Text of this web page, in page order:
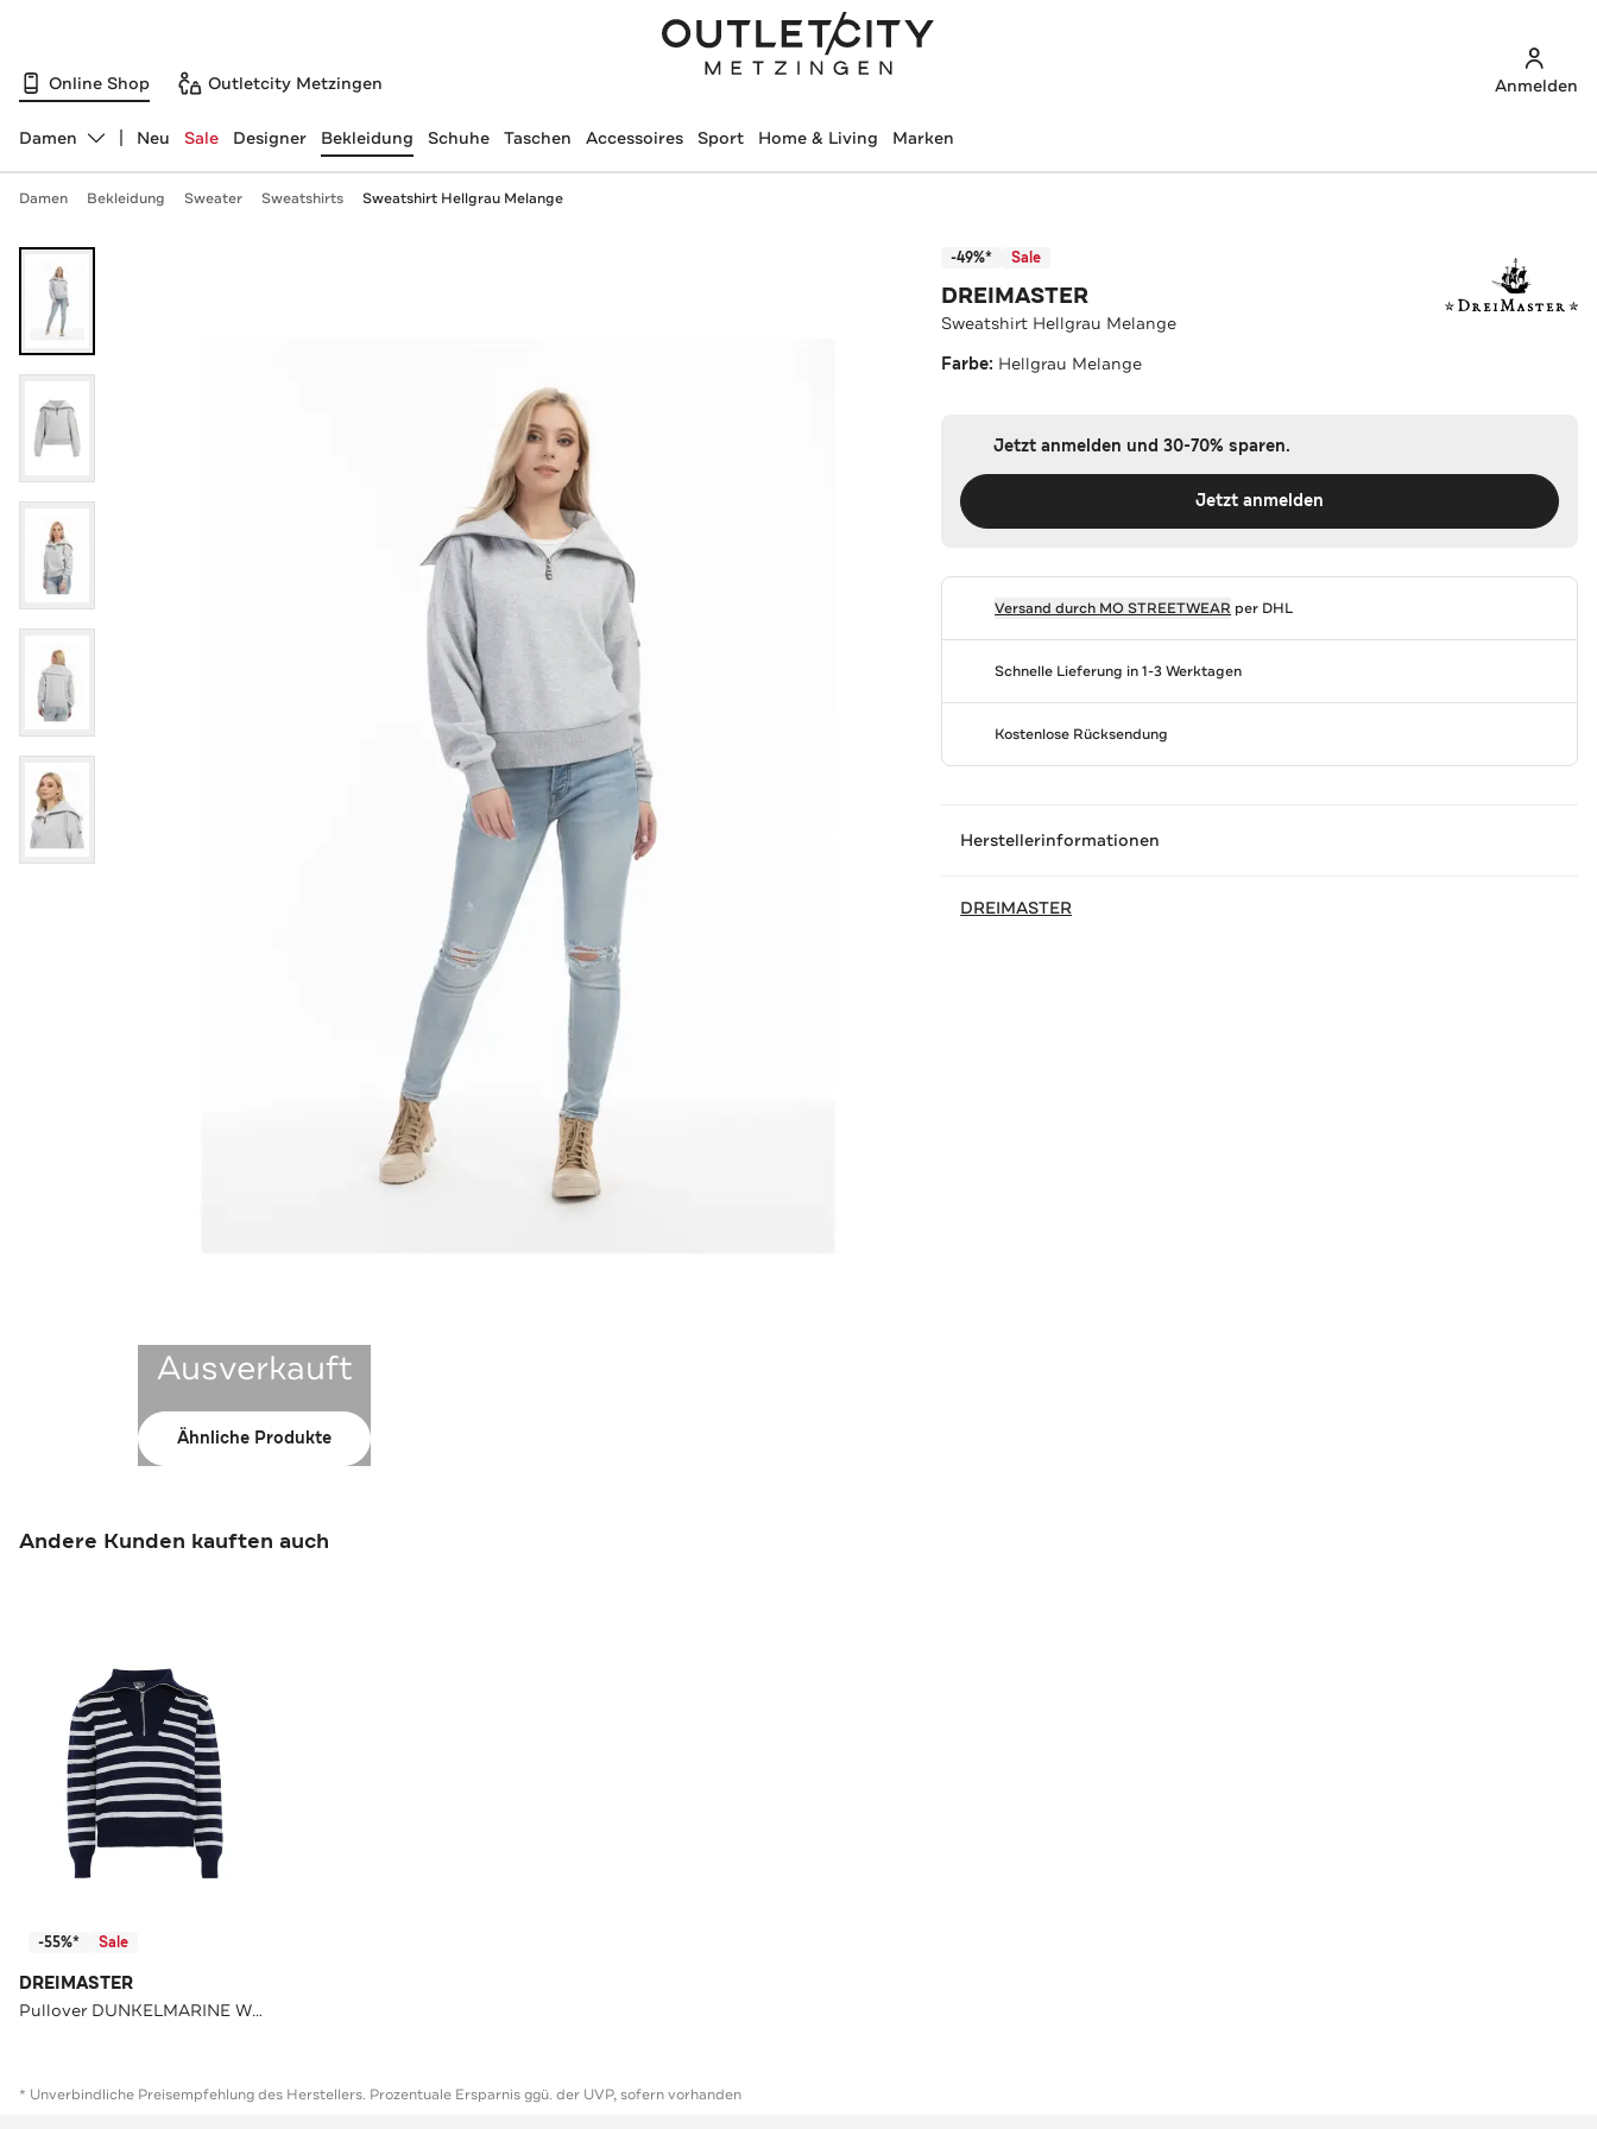
Online Shop Outletcity Metzingen Anmelden
Abteilung ändern, ausgewählt:
Damen Neu Sale Designer Bekleidung Schuhe Taschen Accessoires Sport Home & Living Marken
Damen Bekleidung Sweater Sweatshirts Sweatshirt Hellgrau Melange
Ausverkauft
Ähnliche Produkte
-49%* Sale
DREIMASTER
Sweatshirt Hellgrau Melange
Farbe: Hellgrau Melange
Jetzt anmelden und 30-70% sparen.
Jetzt anmelden
Versand durch MO STREETWEAR per DHL
Schnelle Lieferung in 1-3 Werktagen
Kostenlose Rücksendung
Herstellerinformationen
DREIMASTER
Andere Kunden kauften auch
-55%* Sale
DREIMASTER
Pullover DUNKELMARINE WOLLWEISSER STREIFEN
* Unverbindliche Preisempfehlung des Herstellers. Prozentuale Ersparnis ggü. der UVP, sofern vorhanden